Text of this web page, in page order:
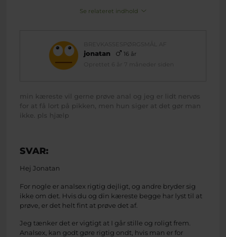
Se relateret indhold
BREVKASSESPØRGSMÅL AF
jonatan
16 år
Oprettet 6 år 7 måneder siden
min kæreste vil gerne prøve anal og jeg er lidt nervøs
for at få lort på pikken, men hun siger at det gør man
ikke. pls hjælp
SVAR:
Hej Jonatan
For nogle er analsex rigtig dejligt, og andre bryder sig
ikke om det. Hvis du og din kæreste begge har lyst til at
prøve, er det helt fint at prøve det af.
Jeg tænker det er vigtigt at I går stille og roligt frem.
Analsex, kan godt gøre rigtig ondt, hvis man er for